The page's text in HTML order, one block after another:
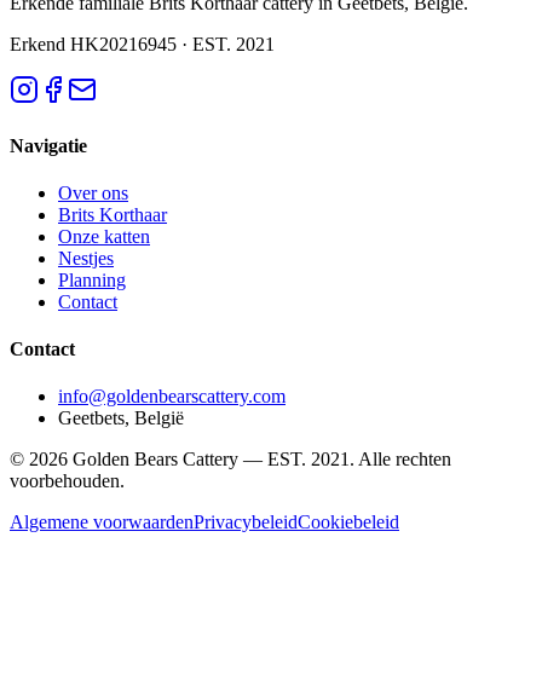
Erkend HK20216945 · EST. 2021
Navigatie
Over ons
Brits Korthaar
Onze katten
Nestjes
Planning
Contact
Contact
info@goldenbearscattery.com
Geetbets, België
© 2026 Golden Bears Cattery — EST. 2021 . Alle rechten
voorbehouden.
Algemene voorwaardenPrivacybeleidCookiebeleid